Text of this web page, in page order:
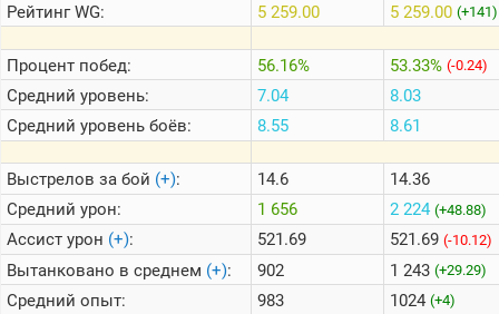
РейтингWG:
Процент побед:
Средний уровень:
Средний уровень боёв:
Выстрелов за бой (+):
Средний урон:
Ассист урон (+):
Вытанковано в среднем (+):
Средний опыт:
5 259.00
56.16%
7.04
8.55
14.6
1 656
521.69
902
983
5 259.00 (+141)
53.33% (-0.24)
8.03
8.61
14.36
2 224 (+48.88)
521.69 (-10.12)
1 243 (+29.29)
1024 (+4)